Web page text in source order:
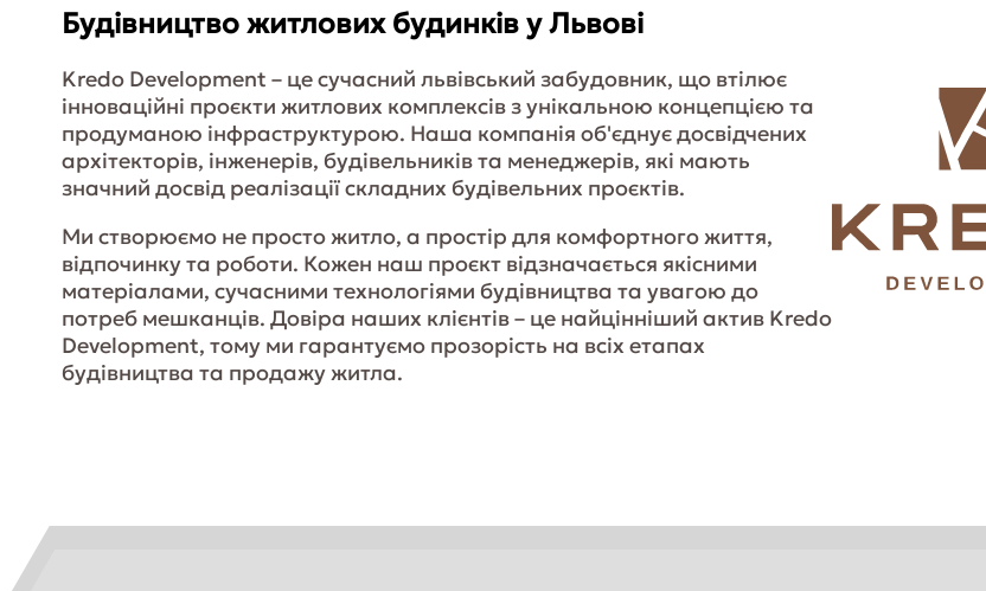
Будівництво житлових будинків у Львові
Kredo Development – це сучасний львівський забудовник, що втілює
інноваційні проєкти житлових комплексів з унікальною концепцією та
продуманою інфраструктурою. Наша компанія об'єднує досвідчених
архітекторів, інженерів, будівельників та менеджерів, які мають
значний досвід реалізації складних будівельних проєктів.
Ми створюємо не просто житло, а простір для комфортного життя,
відпочинку та роботи. Кожен наш проєкт відзначається якісними
матеріалами, сучасними технологіями будівництва та увагою до
потреб мешканців. Довіра наших клієнтів – це найцінніший актив Kredo
Development, тому ми гарантуємо прозорість на всіх етапах
будівництва та продажу житла.